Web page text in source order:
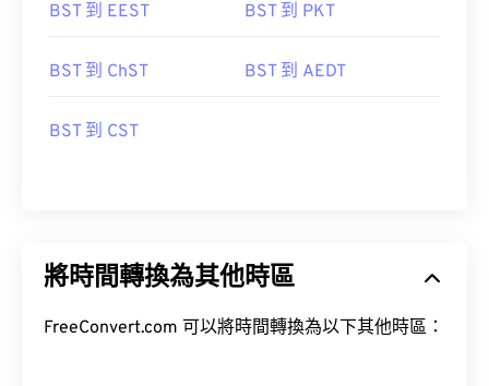
BST 到 EEST BST 到 PKT
BST 到 ChST BST 到 AEDT
BST 到 CST
將時間轉換為其他時區
FreeConvert.com 可以將時間轉換為以下其他時區：